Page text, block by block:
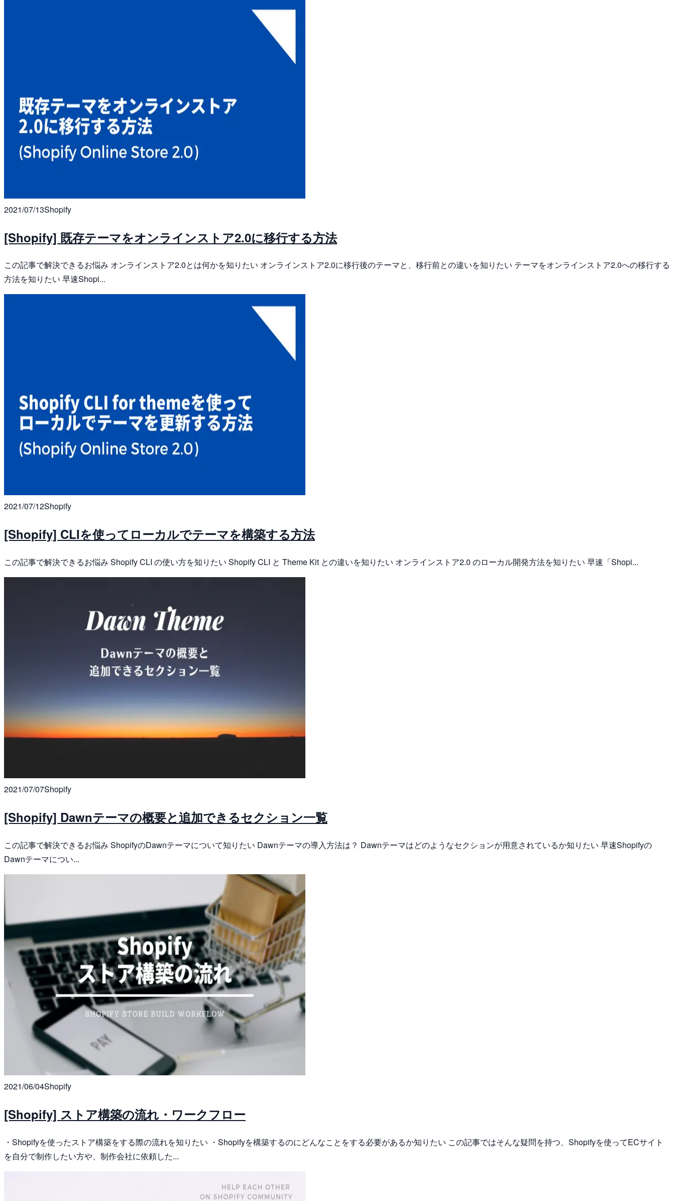
2021/07/13Shopify
[Shopify] 既存テーマをオンラインストア2.0に移行する方法
この記事で解決できるお悩み オンラインストア2.0とは何かを知りたい オンラインストア2.0に移行後のテーマと、移行前との違いを知りたい テーマをオンラインストア2.0への移行する
方法を知りたい 早速Shopi...
2021/07/12Shopify
[Shopify] CLIを使ってローカルでテーマを構築する方法
この記事で解決できるお悩み Shopify CLI の使い方を知りたい Shopify CLI と Theme Kit との違いを知りたい オンラインストア2.0 のローカル開発方法を知りたい 早速「Shopi...
2021/07/07Shopify
[Shopify] Dawnテーマの概要と追加できるセクション一覧
この記事で解決できるお悩み ShopifyのDawnテーマについて知りたい Dawnテーマの導入方法は？ Dawnテーマはどのようなセクションが用意されているか知りたい 早速Shopifyの
Dawnテーマについ...
2021/06/04Shopify
[Shopify] ストア構築の流れ・ワークフロー
・Shopifyを使ったストア構築をする際の流れを知りたい ・Shopifyを構築するのにどんなことをする必要があるか知りたい この記事ではそんな疑問を持つ、Shopifyを使ってECサイト
を自分で制作したい方や、制作会社に依頼した...